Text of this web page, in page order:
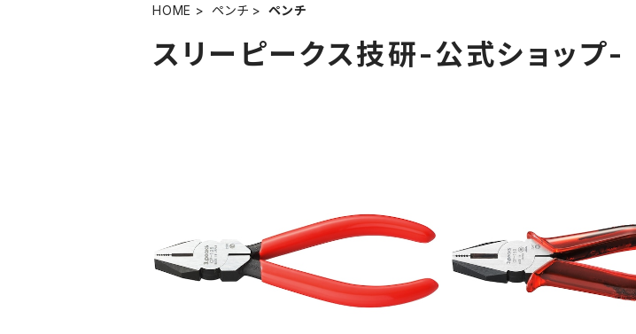
HOME ペンチ ペンチ
スリーピークス技研-公式ショップ-